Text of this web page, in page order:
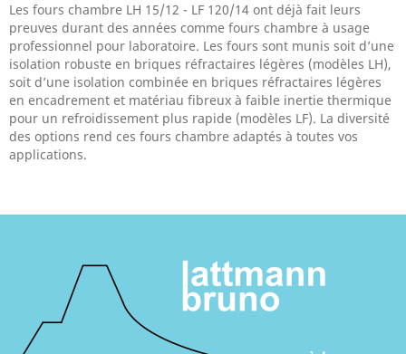
Les fours chambre LH 15/12 - LF 120/14 ont déjà fait leurs
preuves durant des années comme fours chambre à usage
professionnel pour laboratoire. Les fours sont munis soit d’une
isolation robuste en briques réfractaires légères (modèles LH),
soit d’une isolation combinée en briques réfractaires légères
en encadrement et matériau fibreux à faible inertie thermique
pour un refroidissement plus rapide (modèles LF). La diversité
des options rend ces fours chambre adaptés à toutes vos
applications.